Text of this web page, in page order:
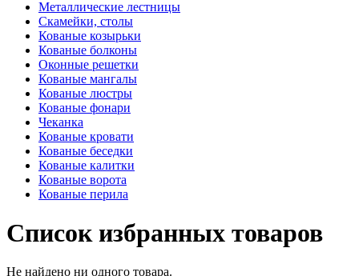
Металлические лестницы
Скамейки, столы
Кованые козырьки
Кованые болконы
Оконные решетки
Кованые мангалы
Кованые люстры
Кованые фонари
Чеканка
Кованые кровати
Кованые беседки
Кованые калитки
Кованые ворота
Кованые перила
Список избранных товаров
Не найдено ни одного товара.